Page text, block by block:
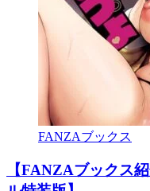
FANZAブックス
【FANZAブックス